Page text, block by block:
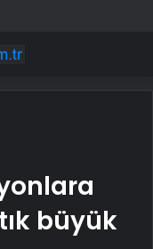
Araya Geldi
büyük